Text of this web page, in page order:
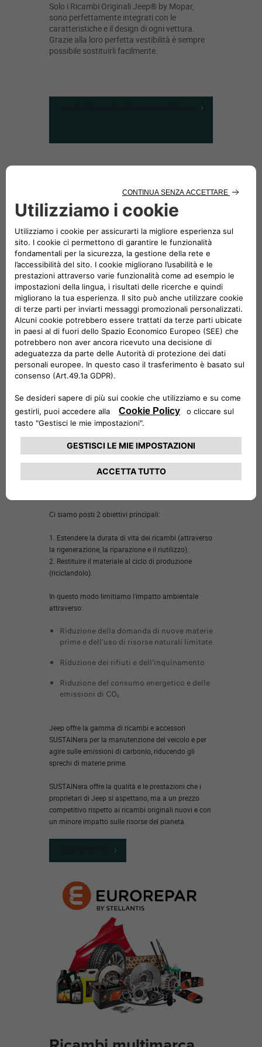
Solo i Ricambi Originali Jeep® by Mopar,
sono perfettamente integrati con le
caratteristiche e il design di ogni vettura.
Grazie alla loro perfetta vestibilità è sempre
possibile sostituirli facilmente.
Jeep SUSTAINera:
Ricambi per
l'economia circolare
Sostenibilità, convenienza e
qualità senza compromessi.
progettazione/produzione alla fine del ciclo di vita),
abbiamo sviluppato un'attività a 360° allineata ai
principi dell'economia circolare e basata sulla
strategia delle 4R: REMAN, REPAIR, REUSE,
Ci siamo posti 2 obiettivi principali:
1. Estendere la durata di vita dei ricambi (attraverso
la rigenerazione, la riparazione e il riutilizzo).
2. Restituire il materiale al ciclo di produzione
(riciclandolo).
In questo modo limitiamo l'impatto ambientale
attraverso:
Riduzione della domanda di nuove materie
prime e dell'uso di risorse naturali limitate
Riduzione dei rifiuti e dell'inquinamento
Riduzione del consumo energetico e delle
emissioni di CO₂
Jeep offre la gamma di ricambi e accessori
SUSTAINera per la manutenzione del veicolo e per
agire sulle emissioni di carbonio, riducendo gli
sprechi di materie prime.
SUSTAINera offre la qualità e le prestazioni che i
proprietari di Jeep si aspettano, ma a un prezzo
competitivo rispetto ai ricambi originali nuovi e con
un minore impatto sulle risorse del pianeta.